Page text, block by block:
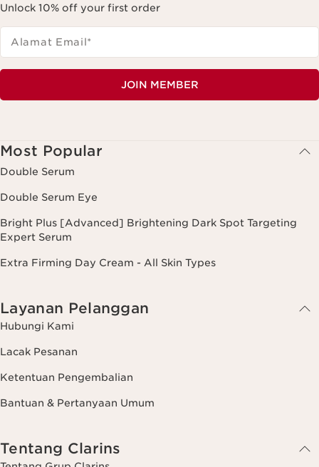
Unlock 10% off your first order
Alamat Email*
JOIN MEMBER
Most Popular
Double Serum
Double Serum Eye
Bright Plus [Advanced] Brightening Dark Spot Targeting
Expert Serum
Extra Firming Day Cream - All Skin Types
Layanan Pelanggan
Hubungi Kami
Lacak Pesanan
Ketentuan Pengembalian
Bantuan & Pertanyaan Umum
Tentang Clarins